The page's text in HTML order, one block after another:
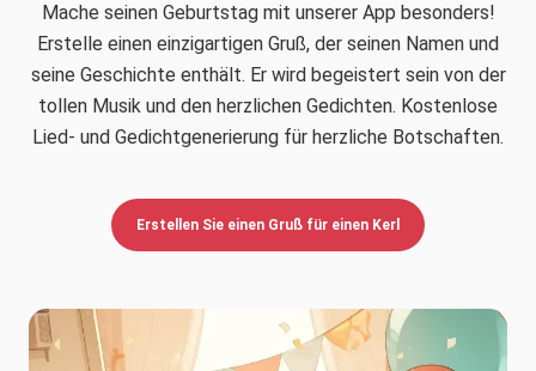
Mache seinen Geburtstag mit unserer App besonders!
Erstelle einen einzigartigen Gruß, der seinen Namen und
seine Geschichte enthält. Er wird begeistert sein von der
tollen Musik und den herzlichen Gedichten. Kostenlose
Lied- und Gedichtgenerierung für herzliche Botschaften.
Erstellen Sie einen Gruß für einen Kerl